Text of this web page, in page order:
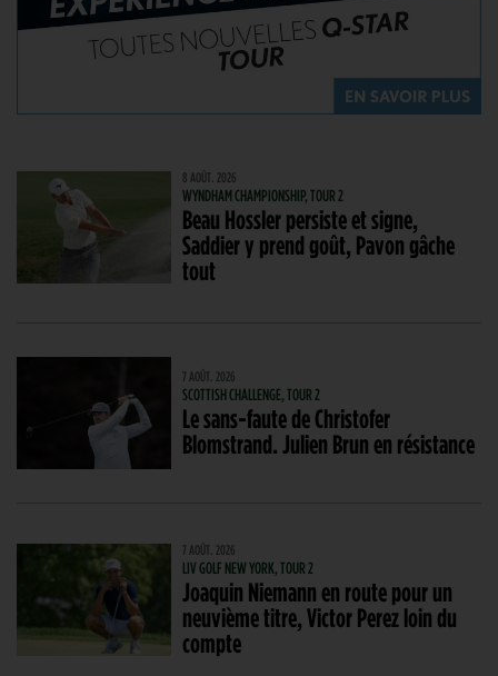
8 AOÛT. 2026
WYNDHAM CHAMPIONSHIP, TOUR 2
Beau Hossler persiste et signe,
Saddier y prend goût, Pavon gâche
tout
7 AOÛT. 2026
SCOTTISH CHALLENGE, TOUR 2
Le sans-faute de Christofer
Blomstrand. Julien Brun en résistance
7 AOÛT. 2026
LIV GOLF NEW YORK, TOUR 2
Joaquin Niemann en route pour un
neuvième titre, Victor Perez loin du
compte